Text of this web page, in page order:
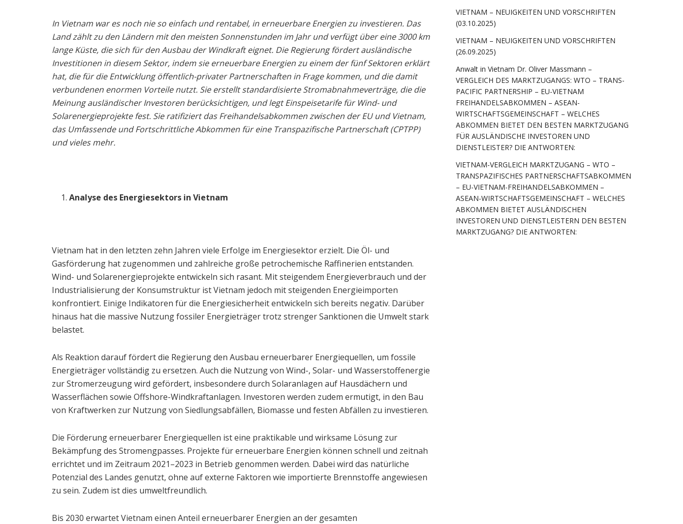
In Vietnam war es noch nie so einfach und rentabel, in erneuerbare Energien zu investieren. Das
Land zählt zu den Ländern mit den meisten Sonnenstunden im Jahr und verfügt über eine 3000 km
lange Küste, die sich für den Ausbau der Windkraft eignet. Die Regierung fördert ausländische
Investitionen in diesem Sektor, indem sie erneuerbare Energien zu einem der fünf Sektoren erklärt
hat, die für die Entwicklung öffentlich-privater Partnerschaften in Frage kommen, und die damit
verbundenen enormen Vorteile nutzt. Sie erstellt standardisierte Stromabnahmeverträge, die die
Meinung ausländischer Investoren berücksichtigen, und legt Einspeisetarife für Wind- und
Solarenergieprojekte fest. Sie ratifiziert das Freihandelsabkommen zwischen der EU und Vietnam,
das Umfassende und Fortschrittliche Abkommen für eine Transpazifische Partnerschaft (CPTPP)
und vieles mehr.
Analyse des Energiesektors in Vietnam
Vietnam hat in den letzten zehn Jahren viele Erfolge im Energiesektor erzielt. Die Öl- und
Gasförderung hat zugenommen und zahlreiche große petrochemische Raffinerien entstanden.
Wind- und Solarenergieprojekte entwickeln sich rasant. Mit steigendem Energieverbrauch und der
Industrialisierung der Konsumstruktur ist Vietnam jedoch mit steigenden Energieimporten
konfrontiert. Einige Indikatoren für die Energiesicherheit entwickeln sich bereits negativ. Darüber
hinaus hat die massive Nutzung fossiler Energieträger trotz strenger Sanktionen die Umwelt stark
belastet.
Als Reaktion darauf fördert die Regierung den Ausbau erneuerbarer Energiequellen, um fossile
Energieträger vollständig zu ersetzen. Auch die Nutzung von Wind-, Solar- und Wasserstoffenergie
zur Stromerzeugung wird gefördert, insbesondere durch Solaranlagen auf Hausdächern und
Wasserflächen sowie Offshore-Windkraftanlagen. Investoren werden zudem ermutigt, in den Bau
von Kraftwerken zur Nutzung von Siedlungsabfällen, Biomasse und festen Abfällen zu investieren.
Die Förderung erneuerbarer Energiequellen ist eine praktikable und wirksame Lösung zur
Bekämpfung des Stromengpasses. Projekte für erneuerbare Energien können schnell und zeitnah
errichtet und im Zeitraum 2021–2023 in Betrieb genommen werden. Dabei wird das natürliche
Potenzial des Landes genutzt, ohne auf externe Faktoren wie importierte Brennstoffe angewiesen
zu sein. Zudem ist dies umweltfreundlich.
Bis 2030 erwartet Vietnam einen Anteil erneuerbarer Energien an der gesamten
VIETNAM – NEUIGKEITEN UND VORSCHRIFTEN
(03.10.2025)
VIETNAM – NEUIGKEITEN UND VORSCHRIFTEN
(26.09.2025)
Anwalt in Vietnam Dr. Oliver Massmann –
VERGLEICH DES MARKTZUGANGS: WTO – TRANS-
PACIFIC PARTNERSHIP – EU-VIETNAM
FREIHANDELSABKOMMEN – ASEAN-
WIRTSCHAFTSGEMEINSCHAFT – WELCHES
ABKOMMEN BIETET DEN BESTEN MARKTZUGANG
FÜR AUSLÄNDISCHE INVESTOREN UND
DIENSTLEISTER? DIE ANTWORTEN:
VIETNAM-VERGLEICH MARKTZUGANG – WTO –
TRANSPAZIFISCHES PARTNERSCHAFTSABKOMMEN
– EU-VIETNAM-FREIHANDELSABKOMMEN –
ASEAN-WIRTSCHAFTSGEMEINSCHAFT – WELCHES
ABKOMMEN BIETET AUSLÄNDISCHEN
INVESTOREN UND DIENSTLEISTERN DEN BESTEN
MARKTZUGANG? DIE ANTWORTEN: